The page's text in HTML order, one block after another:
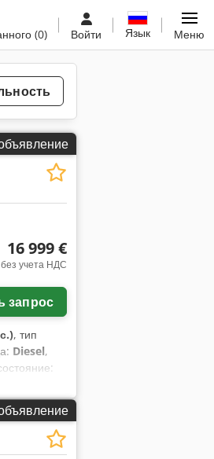
(0) Войти Язык Меню
16 999 €
учета НДС
запрос
, тип
Diesel,
-
в